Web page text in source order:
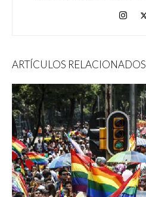
ARTÍCULOS RELACIONADOS